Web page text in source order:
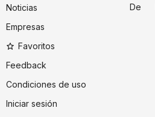
Noticias
Empresas
Favoritos
Feedback
Condiciones de uso
Iniciar sesión
De